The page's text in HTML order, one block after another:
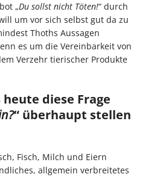
„Du sollst nicht Töten!“ durch
um vor sich selbst gut da zu
Thoths Aussagen
es um die Vereinbarkeit von
Verzehr tierischer Produkte
diese Frage
“ überhaupt stellen
Fisch, Milch und Eiern
allgemein verbreitetes